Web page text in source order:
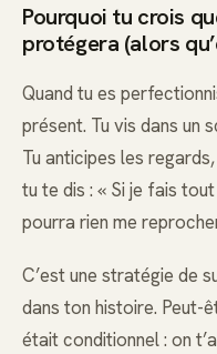
Pourquoi tu crois
protégera (alors
Quand tu es
présent. Tu vis dans un
Tu anticipes les
tu te dis : « Si je fais
pourra rien me
C’est une stratégie de
dans ton histoire. Peut-
était conditionnel : on